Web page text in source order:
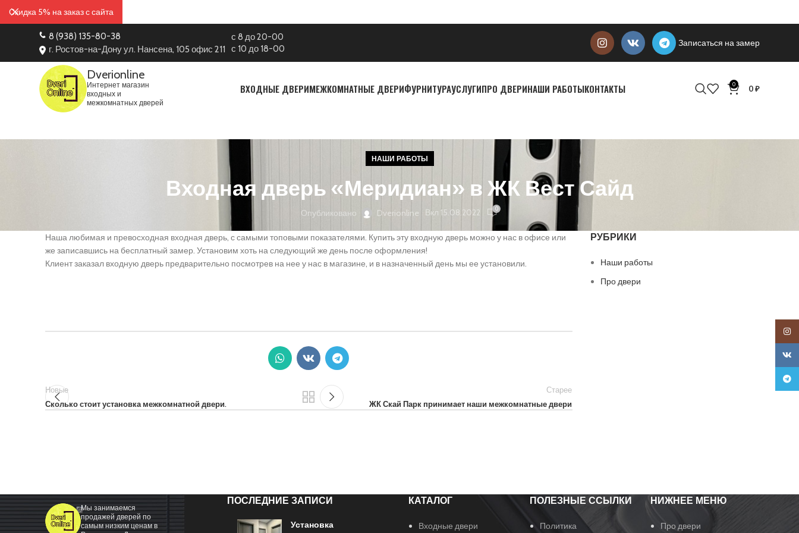
8 (938) 135-80-38
г. Ростов-на-Дону ул. Нансена, 105 офис 211
с 8 до 20-00
с 10 до 18-00
Записаться на замер
Dverionline
Интернет магазин
входных и
межкомнатных дверей
ВХОДНЫЕ ДВЕРИМЕЖКОМНАТНЫЕ ДВЕРИФУРНИТУРАУСЛУГИПРО ДВЕРИНАШИ РАБОТЫКОНТАКТЫ 0 0₽
НАШИ РАБОТЫ
Входная дверь «Меридиан» в ЖК Вест Сайд
Опубликовано Dverionline Вкл 15.08.2022 0
Наша любимая и превосходная входная дверь, с самыми топовыми показателями. Купить эту входную дверь можно у нас в офисе или
же записавшись на бесплатный замер. Установим хоть на следующий же день после оформления!
Клиент заказал входную дверь предварительно посмотрев на нее у нас в магазине, и в назначенный день мы ее установили.
Новые
Сколько стоит установка межкомнатной двери.
Старее
ЖК Скай Парк принимает наши межкомнатные двери
РУБРИКИ
Наши работы
Про двери
Мы занимаемся
продажей дверей по
самым низким ценам в
ПОСЛЕДНИЕ ЗАПИСИ
Установка
КАТАЛОГ
Входные двери
ПОЛЕЗНЫЕ ССЫЛКИ
Политика
НИЖНЕЕ МЕНЮ
Про двери
Скидка 5% на заказ с сайта
VK